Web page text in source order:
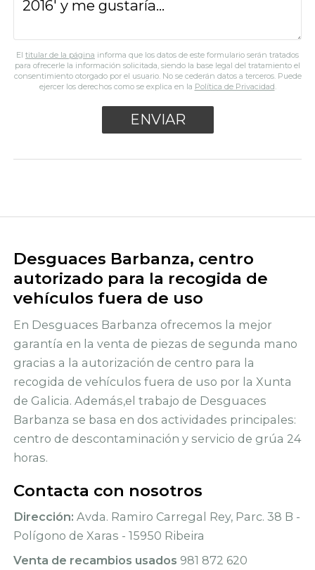
El titular de la página informa que los datos de este formulario serán tratados
para ofrecerle la información solicitada, siendo la base legal del tratamiento el
consentimiento otorgado por el usuario. No se cederán datos a terceros. Puede
ejercer los derechos como se explica en la Política de Privacidad.
Desguaces Barbanza, centro
autorizado para la recogida de
vehículos fuera de uso
En Desguaces Barbanza ofrecemos la mejor
garantía en la venta de piezas de segunda mano
gracias a la autorización de centro para la
recogida de vehículos fuera de uso por la Xunta
de Galicia. Además,el trabajo de Desguaces
Barbanza se basa en dos actividades principales:
centro de descontaminación y servicio de grúa 24
horas.
Contacta con nosotros
Dirección: Avda. Ramiro Carregal Rey, Parc. 38 B -
Polígono de Xaras - 15950 Ribeira
Venta de recambios usados 981 872 620